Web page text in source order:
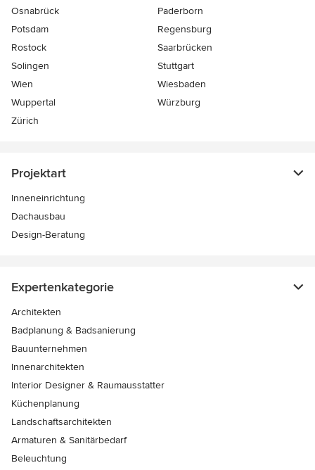
Osnabrück
Paderborn
Potsdam
Regensburg
Rostock
Saarbrücken
Solingen
Stuttgart
Wien
Wiesbaden
Wuppertal
Würzburg
Zürich
Projektart
Inneneinrichtung
Dachausbau
Design-Beratung
Expertenkategorie
Architekten
Badplanung & Badsanierung
Bauunternehmen
Innenarchitekten
Interior Designer & Raumausstatter
Küchenplanung
Landschaftsarchitekten
Armaturen & Sanitärbedarf
Beleuchtung